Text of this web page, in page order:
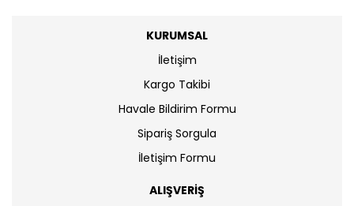
KURUMSAL
İletişim
Kargo Takibi
Havale Bildirim Formu
Sipariş Sorgula
İletişim Formu
ALIŞVERİŞ